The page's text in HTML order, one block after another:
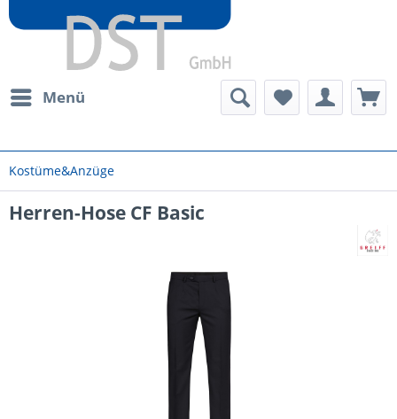
Menü
Kostüme&Anzüge
Herren-Hose CF Basic